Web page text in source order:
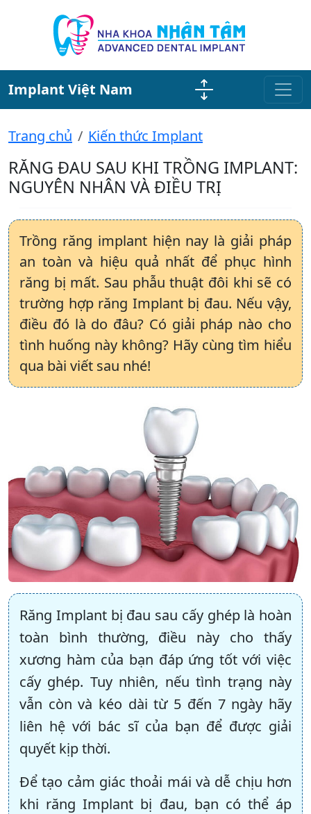
Implant Việt Nam
Trang chủ Kiến thức Implant
RĂNG ĐAU SAU KHI TRỒNG IMPLANT:
NGUYÊN NHÂN VÀ ĐIỀU TRỊ
Trồng răng implant hiện nay là giải pháp
an toàn và hiệu quả nhất để phục hình
răng bị mất. Sau phẫu thuật đôi khi sẽ có
trường hợp răng Implant bị đau. Nếu vậy,
điều đó là do đâu? Có giải pháp nào cho
tình huống này không? Hãy cùng tìm hiểu
qua bài viết sau nhé!
Răng Implant bị đau sau cấy ghép là hoàn
toàn bình thường, điều này cho thấy
xương hàm của bạn đáp ứng tốt với việc
cấy ghép. Tuy nhiên, nếu tình trạng này
vẫn còn và kéo dài từ 5 đến 7 ngày hãy
liên hệ với bác sĩ của bạn để được giải
quyết kịp thời.
Để tạo cảm giác thoải mái và dễ chịu hơn
khi răng Implant bị đau, bạn có thể áp